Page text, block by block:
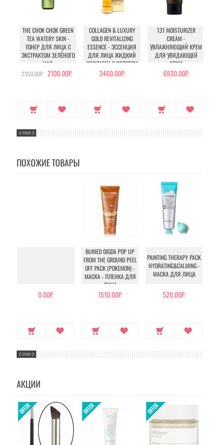
THE CHOK CHOK GREEN
TEA WATERY SKIN -
ТОНЕР ДЛЯ ЛИЦА С
ЭКСТРАКТОМ ЗЕЛЁНОГО
ЧАЯ
2350.00Р. 2100.00Р.
COLLAGEN & LUXURY
GOLD REVITALIZING
ESSENCE - ЭССЕНЦИЯ
ДЛЯ ЛИЦА ЖИДКИЙ
КОЛЛАГЕН С ЗОЛОТОМ
3460.00Р.
131 MOISTURIZER
CREAM -
УВЛАЖНЯЮЩИЙ КРЕМ
ДЛЯ УВЯДАЮЩЕЙ
КОЖИ
6930.00Р.
ПОХОЖИЕ ТОВАРЫ
0.00Р.
BURIED DIGDA POP UP
FROM THE GROUND PEEL
OFF PACK (POKEMON) -
МАСКА - ПЛЕНКА ДЛЯ
ЛИЦА
1510.00Р.
PAINTING THERAPY PACK
HYDRATING&CALMING -
МАСКА ДЛЯ ЛИЦА
520.00Р.
АКЦИИ